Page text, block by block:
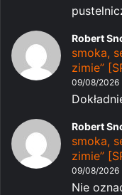
Robert
smoka,
zimie”
09/08/2026
Robert
smoka,
zimie”
09/08/2026
Nie